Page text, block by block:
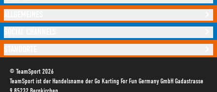
© TeamSport 2026
TeamSport ist der Handelsname der Go Karting For Fun Germany GmbH Gadastrasse